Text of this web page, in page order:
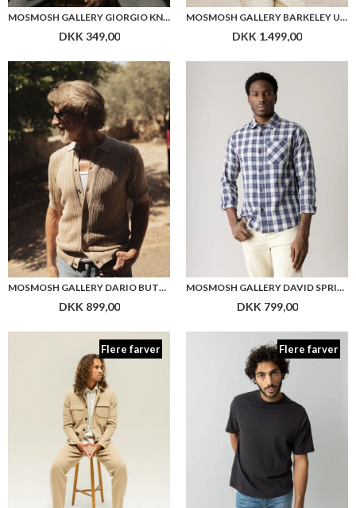
MOSMOSH GALLERY GIORGIO KNIT HAT
DKK 349,00
MOSMOSH GALLERY BARKELEY UTILITY JACKET
DKK 1.499,00
MOSMOSH GALLERY DARIO BUTTON SS POLO KNIT
DKK 899,00
MOSMOSH GALLERY DAVID SPRING CHECK SHIRT
DKK 799,00
Flere farver Flere farver